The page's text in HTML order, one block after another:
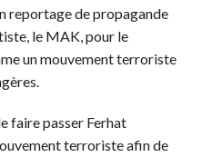
reportage de propagande
le MAK, pour le
un mouvement terroriste
faire passer Ferhat
terroriste afin de